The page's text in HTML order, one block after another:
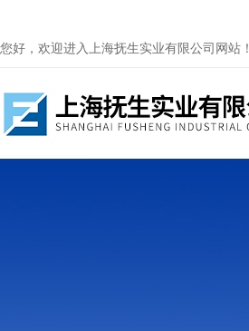
您好，欢迎进入上海抚生实业有限公司网站！